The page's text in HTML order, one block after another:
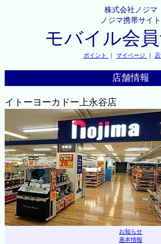
株式会社ノジマ
ノジマ携帯サイト
モバイル会
ポイント ｜ マイページ ｜
店舗情報
イトーヨーカドー上永谷店
お知らせ
基本情報